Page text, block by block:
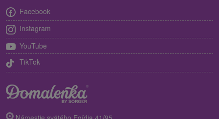
Facebook
Instagram
YouTube
TikTok